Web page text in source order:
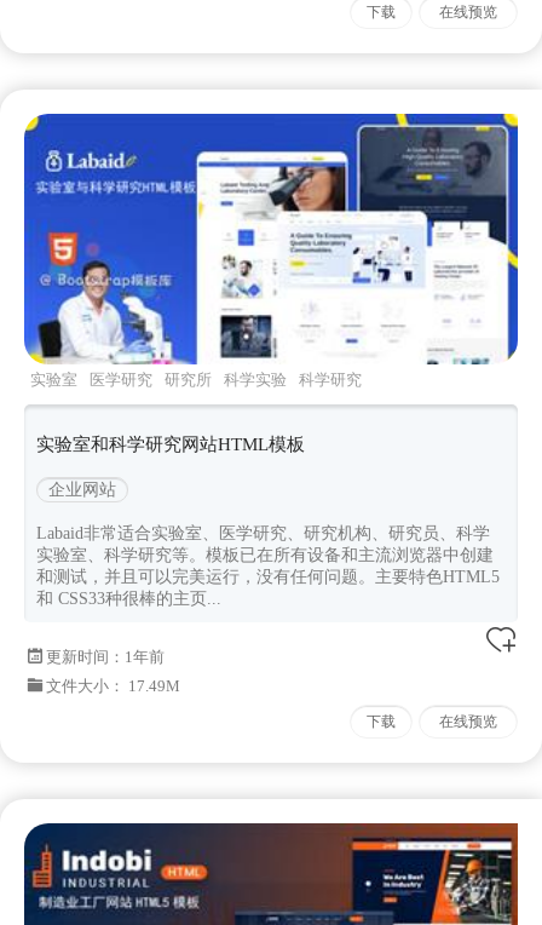
下载 在线预览
实验室 医学研究 研究所 科学实验 科学研究
实验室和科学研究网站HTML模板
企业网站
Labaid非常适合实验室、医学研究、研究机构、研究员、科学
实验室、科学研究等。模板已在所有设备和主流浏览器中创建
和测试，并且可以完美运行，没有任何问题。主要特色HTML5
和 CSS33种很棒的主页...
更新时间： 1年前
文件大小： 17.49M
下载 在线预览